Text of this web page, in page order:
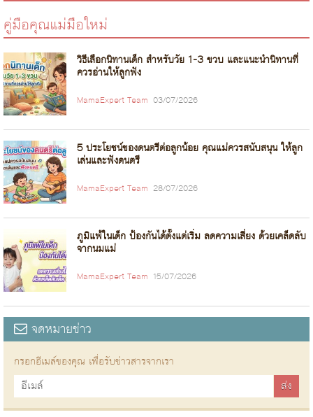
คู่มือคุณแม่มือใหม่
วิธีเลือกนิทานเด็ก สำหรับวัย 1-3 ขวบ และแนะนำนิทานที่
ควรอ่านให้ลูกฟัง
MamaExpert Team 03/07/2026
5 ประโยชน์ของดนตรีต่อลูกน้อย คุณแม่ควรสนับสนุน ให้ลูก
เล่นและฟังดนตรี
MamaExpert Team 28/07/2026
ภูมิแพ้ในเด็ก ป้องกันได้ตั้งแต่เริ่ม ลดความเสี่ยง ด้วยเคล็ดลับ
จากนมแม่
MamaExpert Team 15/07/2026
จดหมายข่าว
กรอกอีเมล์ของคุณ เพื่อรับข่าวสารจากเรา